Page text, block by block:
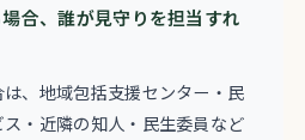
合、誰が見守りを担当すれ
、地域包括支援センター・民
・近隣の知人・民生委員など